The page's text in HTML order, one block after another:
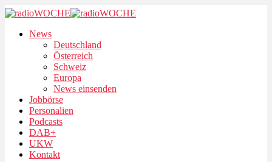
News
Deutschland
Österreich
Schweiz
Europa
News einsenden
Jobbörse
Personalien
Podcasts
DAB+
UKW
Kontakt